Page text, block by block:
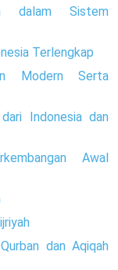
dalam Sistem
Terlengkap
Modern Serta
Indonesia dan
Awal
dan Aqiqah